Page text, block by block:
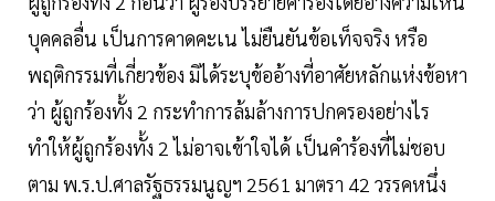
บุคคลอื่น เป็นการคาดคะเน ไม่ยืนยันข้อเท็จจริง หรือ
พฤติกรรมที่เกี่ยวข้อง มิได้ระบุข้ออ้างที่อาศัยหลักแห่งข้อหา
ว่า ผู้ถูกร้องทั้ง 2 กระทำการล้มล้างการปกครองอย่างไร
ทำให้ผู้ถูกร้องทั้ง 2 ไม่อาจเข้าใจได้ เป็นคำร้องที่ไม่ชอบ
ตาม พ.ร.ป.ศาลรัฐธรรมนูญฯ 2561 มาตรา 42 วรรคหนึ่ง